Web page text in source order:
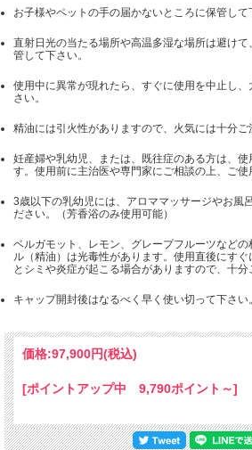
お子様やペットの手の届かないところに保管して
直射日光の当たる場所や高温多湿な場所は避け
管して下さい。
使用中に異常が現れたら、すぐに使用を中止し
さい。
精油には引火性がありますので、火気には十分
妊産婦や乳幼児、または、既往症のある方は、使
す。使用前に主治医や専門家にご相談の上、ご使
3歳以下の乳幼児には、アロママッサージやお風
ださい。（芳香浴のみ使用可能）
ベルガモット、レモン、グレープフルーツなどの
ル（精油）は光毒性があります。使用直後にす
とシミや炎症が起こる場合がありますので、十分
キャップ開封後はなるべく早く使い切って下さい
価格:97,900円(税込)
[ポイントアップ中 9,790ポイント～]